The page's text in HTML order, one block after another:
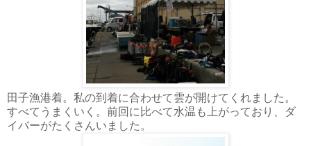
田子漁港着。私の到着に合わせて雲が開けてくれました。
すべてうまくいく。前回に比べて水温も上がっており、ダ
イバーがたくさんいました。